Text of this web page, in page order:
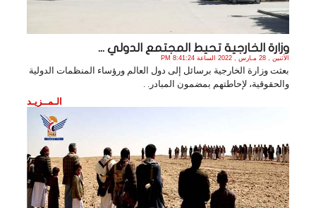
وزارة الخارجية تحيط المجتمع الدولي ...
الأثنين , 28 مـارس , 2022 الساعة 8:41:24 PM
بعثت وزارة الخارجية برسائل إلى دول العالم ورؤساء المنظمات الدولية
والحقوقية، لإحاطتهم بمضمون المبادر. .
الـمــزيـد